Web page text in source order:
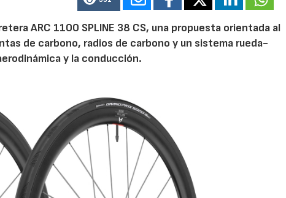
ARC 1100 SPLINE 38 CS, una propuesta orientada al
de carbono, radios de carbono y un sistema rueda-
y la conducción.